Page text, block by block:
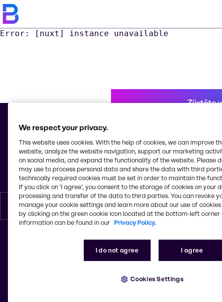
Error: [nuxt] instance unavailable
Zjistěte
© 2026 - Brenntag CR s.r.o.
Mezi úvozy 1850/1
193 00, Praha 9
Česká republika
čeština
We respect your privacy.
This website uses cookies. With the help of cookies, we can improve
website, analyze the website navigation, support our marketing
on social media, and expand the functionality of the website. Please
may use to process personal data and share the data with third
technically required cookies must be set in order to maintain the
If you click on ’I agree’, you consent to the storage of cookies on your
processing and transfer of the data to third parties. You can revoke
manage your cookie settings and learn more about our use of cookies
by clicking on the green cookie icon located at the bottom-left corner
information can be found in our Privacy Policy.
I do not agree I agree
Cookies Settings